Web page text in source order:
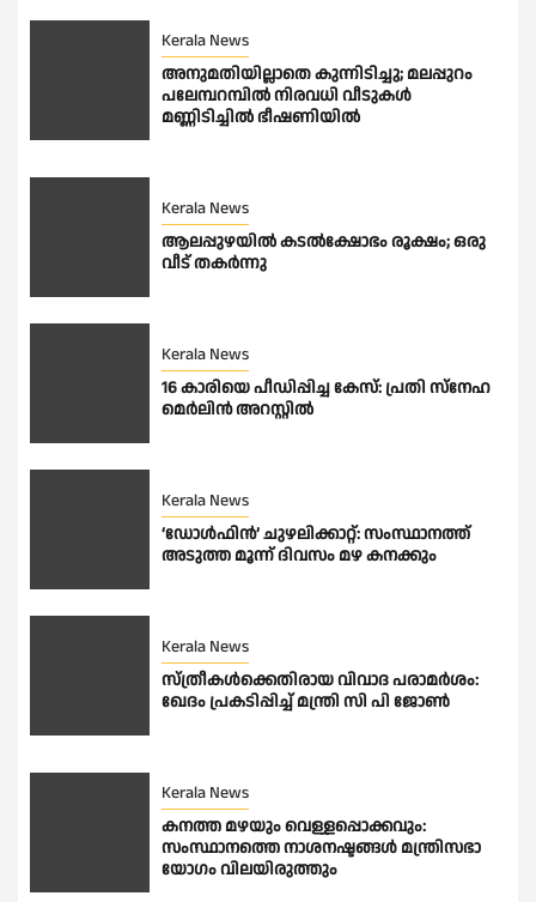
Kerala News
അനുമതിയില്ലാതെ കുന്നിടിച്ചു; മലപ്പുറം
പലേമ്പറമ്പില്‍ നിരവധി വീടുകള്‍
മണ്ണിടിച്ചില്‍ ഭീഷണിയിൽ
Kerala News
ആലപ്പുഴയിൽ കടൽക്ഷോഭം രൂക്ഷം; ഒരു
വീട് തകർന്നു
Kerala News
16 കാരിയെ പീഡിപ്പിച്ച കേസ്: പ്രതി സ്നേഹ
മെർലിൻ അറസ്റ്റിൽ
Kerala News
‘ഡോൾഫിൻ’ ചുഴലിക്കാറ്റ്: സംസ്ഥാനത്ത്
അടുത്ത മൂന്ന് ദിവസം മഴ കനക്കും
Kerala News
സ്ത്രീകൾക്കെതിരായ വിവാദ പരാമർശം:
ഖേദം പ്രകടിപ്പിച്ച് മന്ത്രി സി പി ജോൺ
Kerala News
കനത്ത മഴയും വെള്ളപ്പൊക്കവും:
സംസ്ഥാനത്തെ നാശനഷ്ടങ്ങൾ മന്ത്രിസഭാ
യോഗം വിലയിരുത്തും